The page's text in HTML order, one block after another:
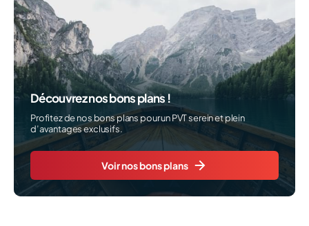
Découvrez nos bons plans !
Profitez de nos bons plans pour un PVT serein et plein
d’avantages exclusifs.
Voir nos bons plans